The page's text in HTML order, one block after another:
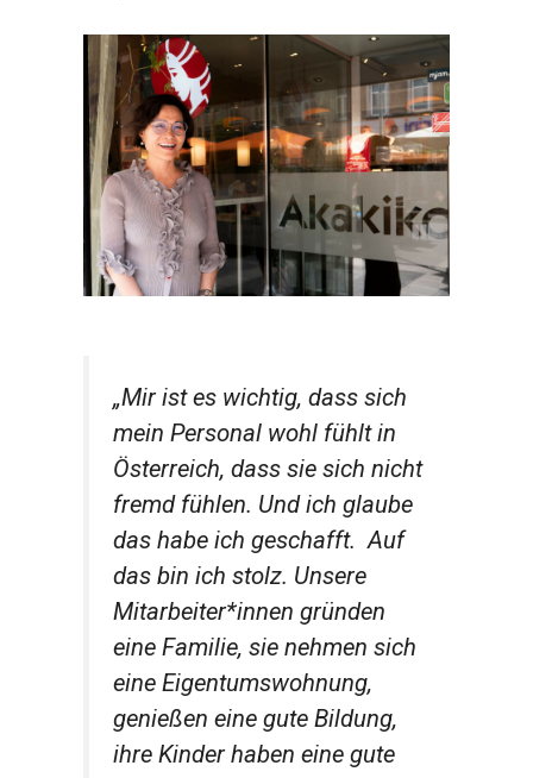
„Mir ist es wichtig, dass sich
mein Personal wohl fühlt in
Österreich, dass sie sich nicht
fremd fühlen. Und ich glaube
das habe ich geschafft. Auf
das bin ich stolz. Unsere
Mitarbeiter*innen gründen
eine Familie, sie nehmen sich
eine Eigentumswohnung,
genießen eine gute Bildung,
ihre Kinder haben eine gute